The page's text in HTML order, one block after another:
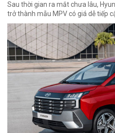
Sau thời gian ra mắt chưa lâu,
trở thành mẫu MPV có giá dễ tiếp